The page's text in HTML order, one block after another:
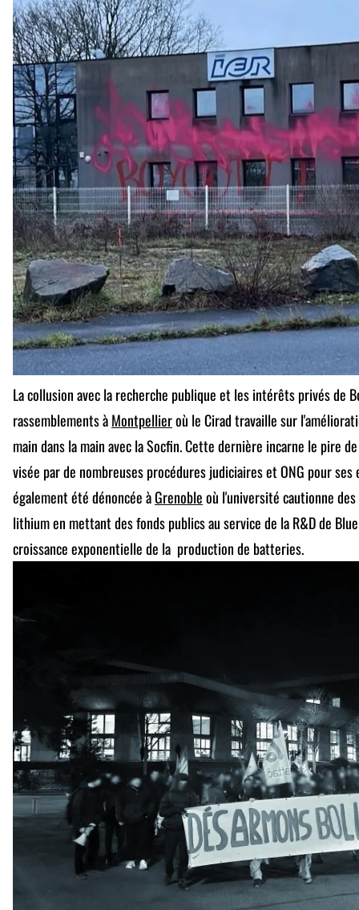
La collusion avec la recherche publique et les intérêts privés de
rassemblements àMontpellieroù le Cirad travaille sur
main dans la main avec la Socfin. Cette dernière incarne le pire
visée par de nombreuses procédures judiciaires et ONG pour
également été dénoncée àGrenobleoù l'université cautionne
lithium en mettant des fonds publics au service de la R&D de
croissance exponentielle de la production de batteries.